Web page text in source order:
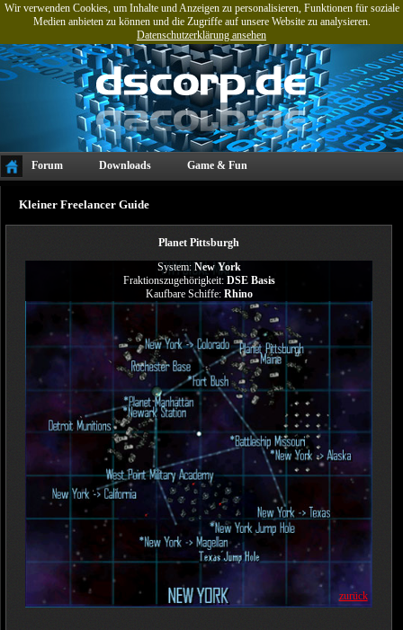
Wir verwenden Cookies, um Inhalte und Anzeigen zu personalisieren, Funktionen für soziale
Medien anbieten zu können und die Zugriffe auf unsere Website zu analysieren.
Datenschutzerklärung ansehen
Forum Downloads Game & Fun
Kleiner Freelancer Guide
Planet Pittsburgh
System: New York
Fraktionszugehörigkeit: DSE Basis
Kaufbare Schiffe: Rhino
zurück